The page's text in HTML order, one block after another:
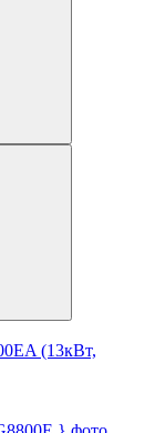
(13кВт,